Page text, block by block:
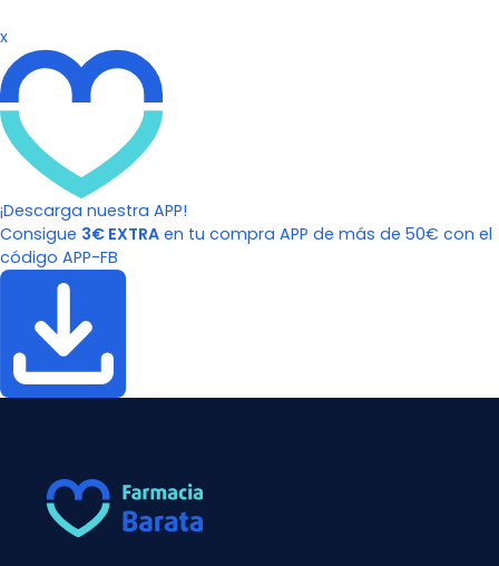
x
¡Descarga nuestra APP!
Consigue 3€ EXTRA en tu compra APP de más de 50€ con el
código APP-FB